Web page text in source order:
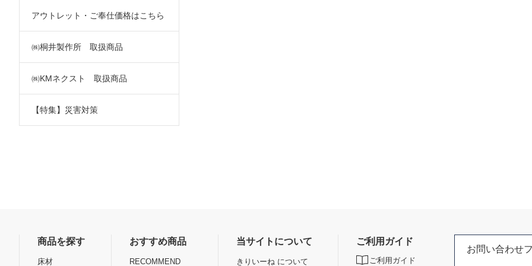
アウトレット・ご奉仕価格はこちら
㈱桐井製作所 取扱商品
㈱KMネクスト 取扱商品
【特集】災害対策
商品を探す
床材
おすすめ商品
RECOMMEND
当サイトについて
きりいーね について
ご利用ガイド
ご利用ガイド
お問い合わせ